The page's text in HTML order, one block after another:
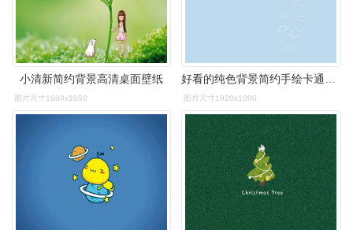
小清新简约背景高清桌面壁纸
图片尺寸1680x1050 图片尺寸1920x1080